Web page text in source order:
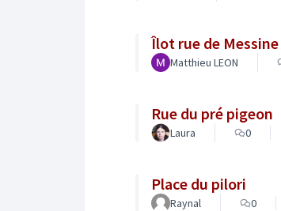
Îlot rue de Messine
Matthieu LEON
Rue du pré pigeon
Laura 0
Place du pilori
Raynal 0